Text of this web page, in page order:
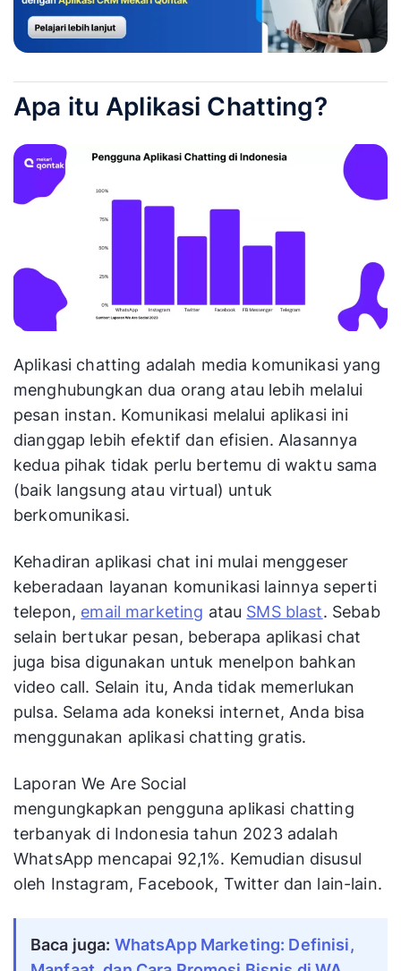
Apa itu Aplikasi Chatting?
Aplikasi chatting adalah media komunikasi yang
menghubungkan dua orang atau lebih melalui
pesan instan. Komunikasi melalui aplikasi ini
dianggap lebih efektif dan efisien. Alasannya
kedua pihak tidak perlu bertemu di waktu sama
(baik langsung atau virtual) untuk
berkomunikasi.
Kehadiran aplikasi chat ini mulai menggeser
keberadaan layanan komunikasi lainnya seperti
telepon, email marketing atau SMS blast. Sebab
selain bertukar pesan, beberapa aplikasi chat
juga bisa digunakan untuk menelpon bahkan
video call. Selain itu, Anda tidak memerlukan
pulsa. Selama ada koneksi internet, Anda bisa
menggunakan aplikasi chatting gratis.
Laporan We Are Social
mengungkapkan pengguna aplikasi chatting
terbanyak di Indonesia tahun 2023 adalah
WhatsApp mencapai 92,1%. Kemudian disusul
oleh Instagram, Facebook, Twitter dan lain-lain.
Baca juga: WhatsApp Marketing: Definisi,